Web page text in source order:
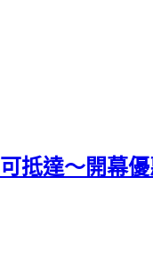
達～開幕